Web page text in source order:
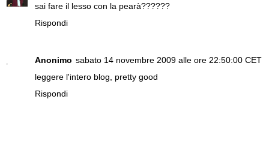
sai fare il lesso con la pearà??????
Rispondi
Anonimo sabato 14 novembre 2009 alle ore 22:50:00 CET
leggere l'intero blog, pretty good
Rispondi